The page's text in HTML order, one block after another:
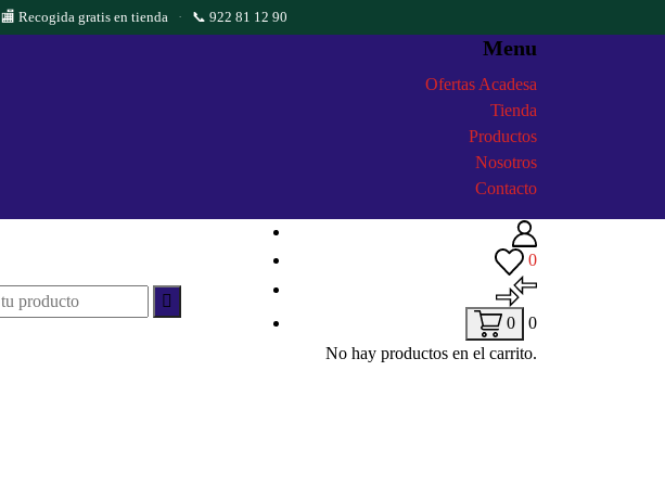
🏬 Recogida gratis en tienda · 📞 922 81 12 90
Menu
Ofertas Acadesa
Tienda
Productos
Nosotros
Contacto
0
0
0
No hay productos en el carrito.